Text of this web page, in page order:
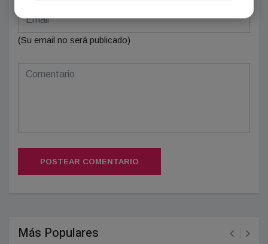
(Su email no será publicado)
POSTEAR COMENTARIO
Más Populares